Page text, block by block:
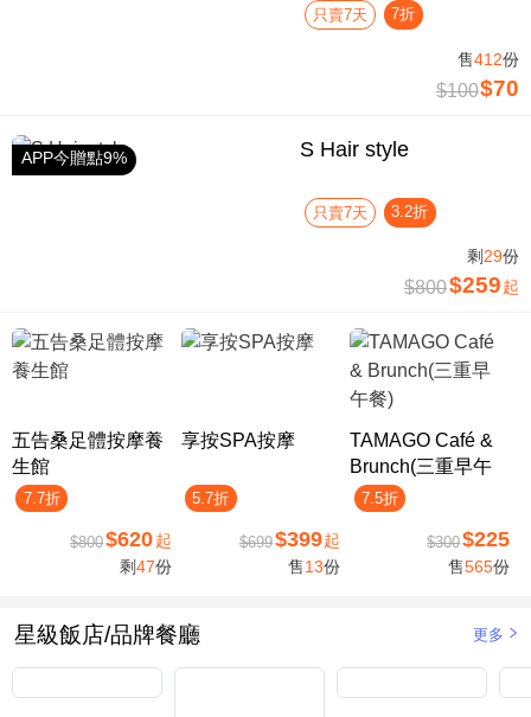
只賣7天 7折
售412份
$100$70
APP今贈點9% S Hair style
只賣7天 3.2折
剩29份
$800$259 起
五告桑足體按摩養
生館
7.7折
$800$620 起
剩47份
享按SPA按摩
5.7折
$699$399起
售13份
TAMAGO Café &
Brunch(三重早午
餐)
7.5折
$300$225
售565份
星級飯店/品牌餐廳 更多